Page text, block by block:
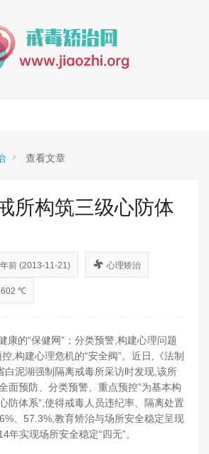
查看文章
所构筑三级心防体
前 (2013-11-21) 心理矫治
℃
康的“保健网”；分类预警,构建心理问题
,构建心理危机的“安全阀”。近日,《法制
白泥湖强制隔离戒毒所采访时发现,该所
面预防、分类预警、重点预控”为基本构
防体系”,使得戒毒人员违纪率、隔离处置
、57.3%,教育矫治与场所安全稳定呈现
年实现场所安全稳定“四无”。